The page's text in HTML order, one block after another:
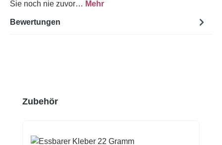
Sie noch nie zuvor… Mehr
Bewertungen
Produktgalerie überspringen
Zubehör